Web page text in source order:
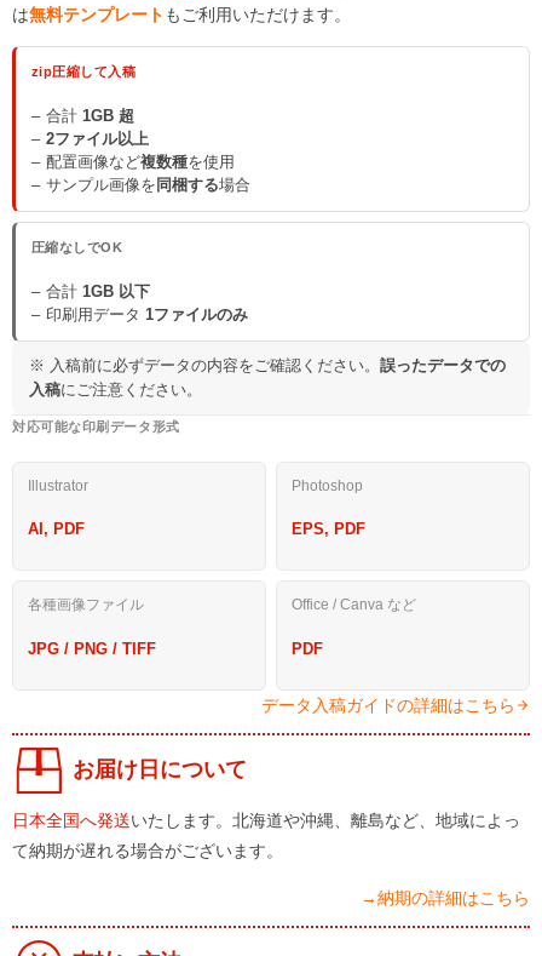
は無料テンプレート もご利用いただけます。
zip圧縮して入稿
合計 1GB 超
2ファイル以上
配置画像など複数種を使用
サンプル画像を 同梱する場合
圧縮なしでOK
合計 1GB 以下
印刷用データ 1ファイルのみ
※ 入稿前に必ずデータの内容をご確認ください。 誤ったデータでの
入稿にご注意ください。
対応可能な印刷データ形式
Illustrator
AI, PDF
Photoshop
EPS, PDF
各種画像ファイル
JPG / PNG / TIFF
Office / Canva など
PDF
データ入稿ガイドの詳細はこちら
お届け日について
日本全国へ発送いたします。北海道や沖縄、離島など、地域によっ
て納期が遅れる場合がございます。
→納期の詳細はこちら